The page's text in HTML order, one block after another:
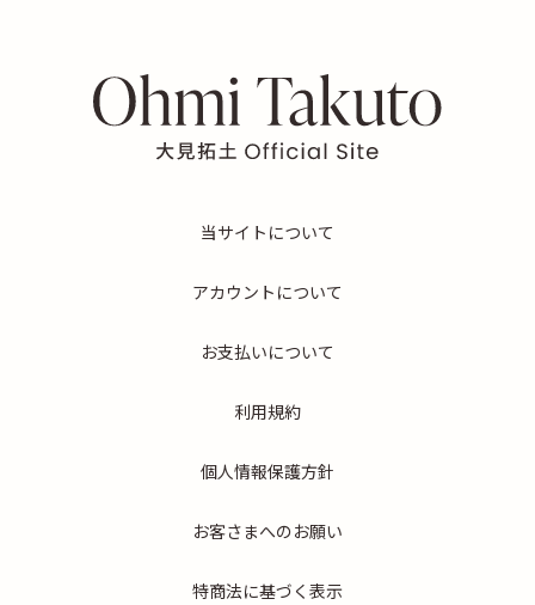
当サイトについて
アカウントについて
お支払いについて
利用規約
個人情報保護方針
お客さまへのお願い
特商法に基づく表示